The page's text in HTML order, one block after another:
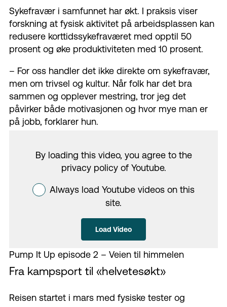
Sykefravær i samfunnet har økt. I praksis viser
forskning at fysisk aktivitet på arbeidsplassen kan
redusere korttidssykefraværet med opptil 50
prosent og øke produktiviteten med 10 prosent.
– For oss handler det ikke direkte om sykefravær,
men om trivsel og kultur. Når folk har det bra
sammen og opplever mestring, tror jeg det
påvirker både motivasjonen og hvor mye man er
på jobb, forklarer hun.
By loading this video, you agree to the
privacy policy of Youtube.
Always load Youtube videos on this
site.
Load Video
Pump It Up episode 2 – Veien til himmelen
Fra kampsport til «helvetesøkt»
Reisen startet i mars med fysiske tester og